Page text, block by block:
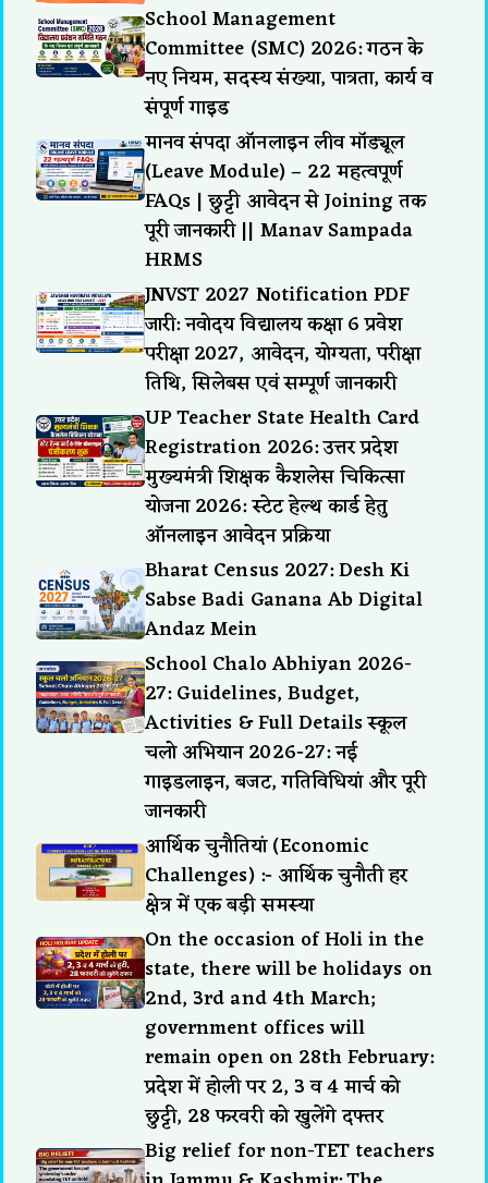
School Management
Committee (SMC) 2026: गठन के
नए नियम, सदस्य संख्या, पात्रता, कार्य व
संपूर्ण गाइड
मानव संपदा ऑनलाइन लीव मॉड्यूल
(Leave Module) – 22 महत्वपूर्ण
FAQs | छुट्टी आवेदन से Joining तक
पूरी जानकारी || Manav Sampada
HRMS
JNVST 2027 Notification PDF
जारी: नवोदय विद्यालय कक्षा 6 प्रवेश
परीक्षा 2027, आवेदन, योग्यता, परीक्षा
तिथि, सिलेबस एवं सम्पूर्ण जानकारी
UP Teacher State Health Card
Registration 2026: उत्तर प्रदेश
मुख्यमंत्री शिक्षक कैशलेस चिकित्सा
योजना 2026: स्टेट हेल्थ कार्ड हेतु
ऑनलाइन आवेदन प्रक्रिया
Bharat Census 2027: Desh Ki
Sabse Badi Ganana Ab Digital
Andaz Mein
School Chalo Abhiyan 2026-
27: Guidelines, Budget,
Activities & Full Details स्कूल
चलो अभियान 2026-27: नई
गाइडलाइन, बजट, गतिविधियां और पूरी
जानकारी
आर्थिक चुनौतियां (Economic
Challenges) :- आर्थिक चुनौती हर
क्षेत्र में एक बड़ी समस्या
On the occasion of Holi in the
state, there will be holidays on
2nd, 3rd and 4th March;
government offices will
remain open on 28th February:
प्रदेश में होली पर 2, 3 व 4 मार्च को
छुट्टी, 28 फरवरी को खुलेंगे दफ्तर
Big relief for non-TET teachers